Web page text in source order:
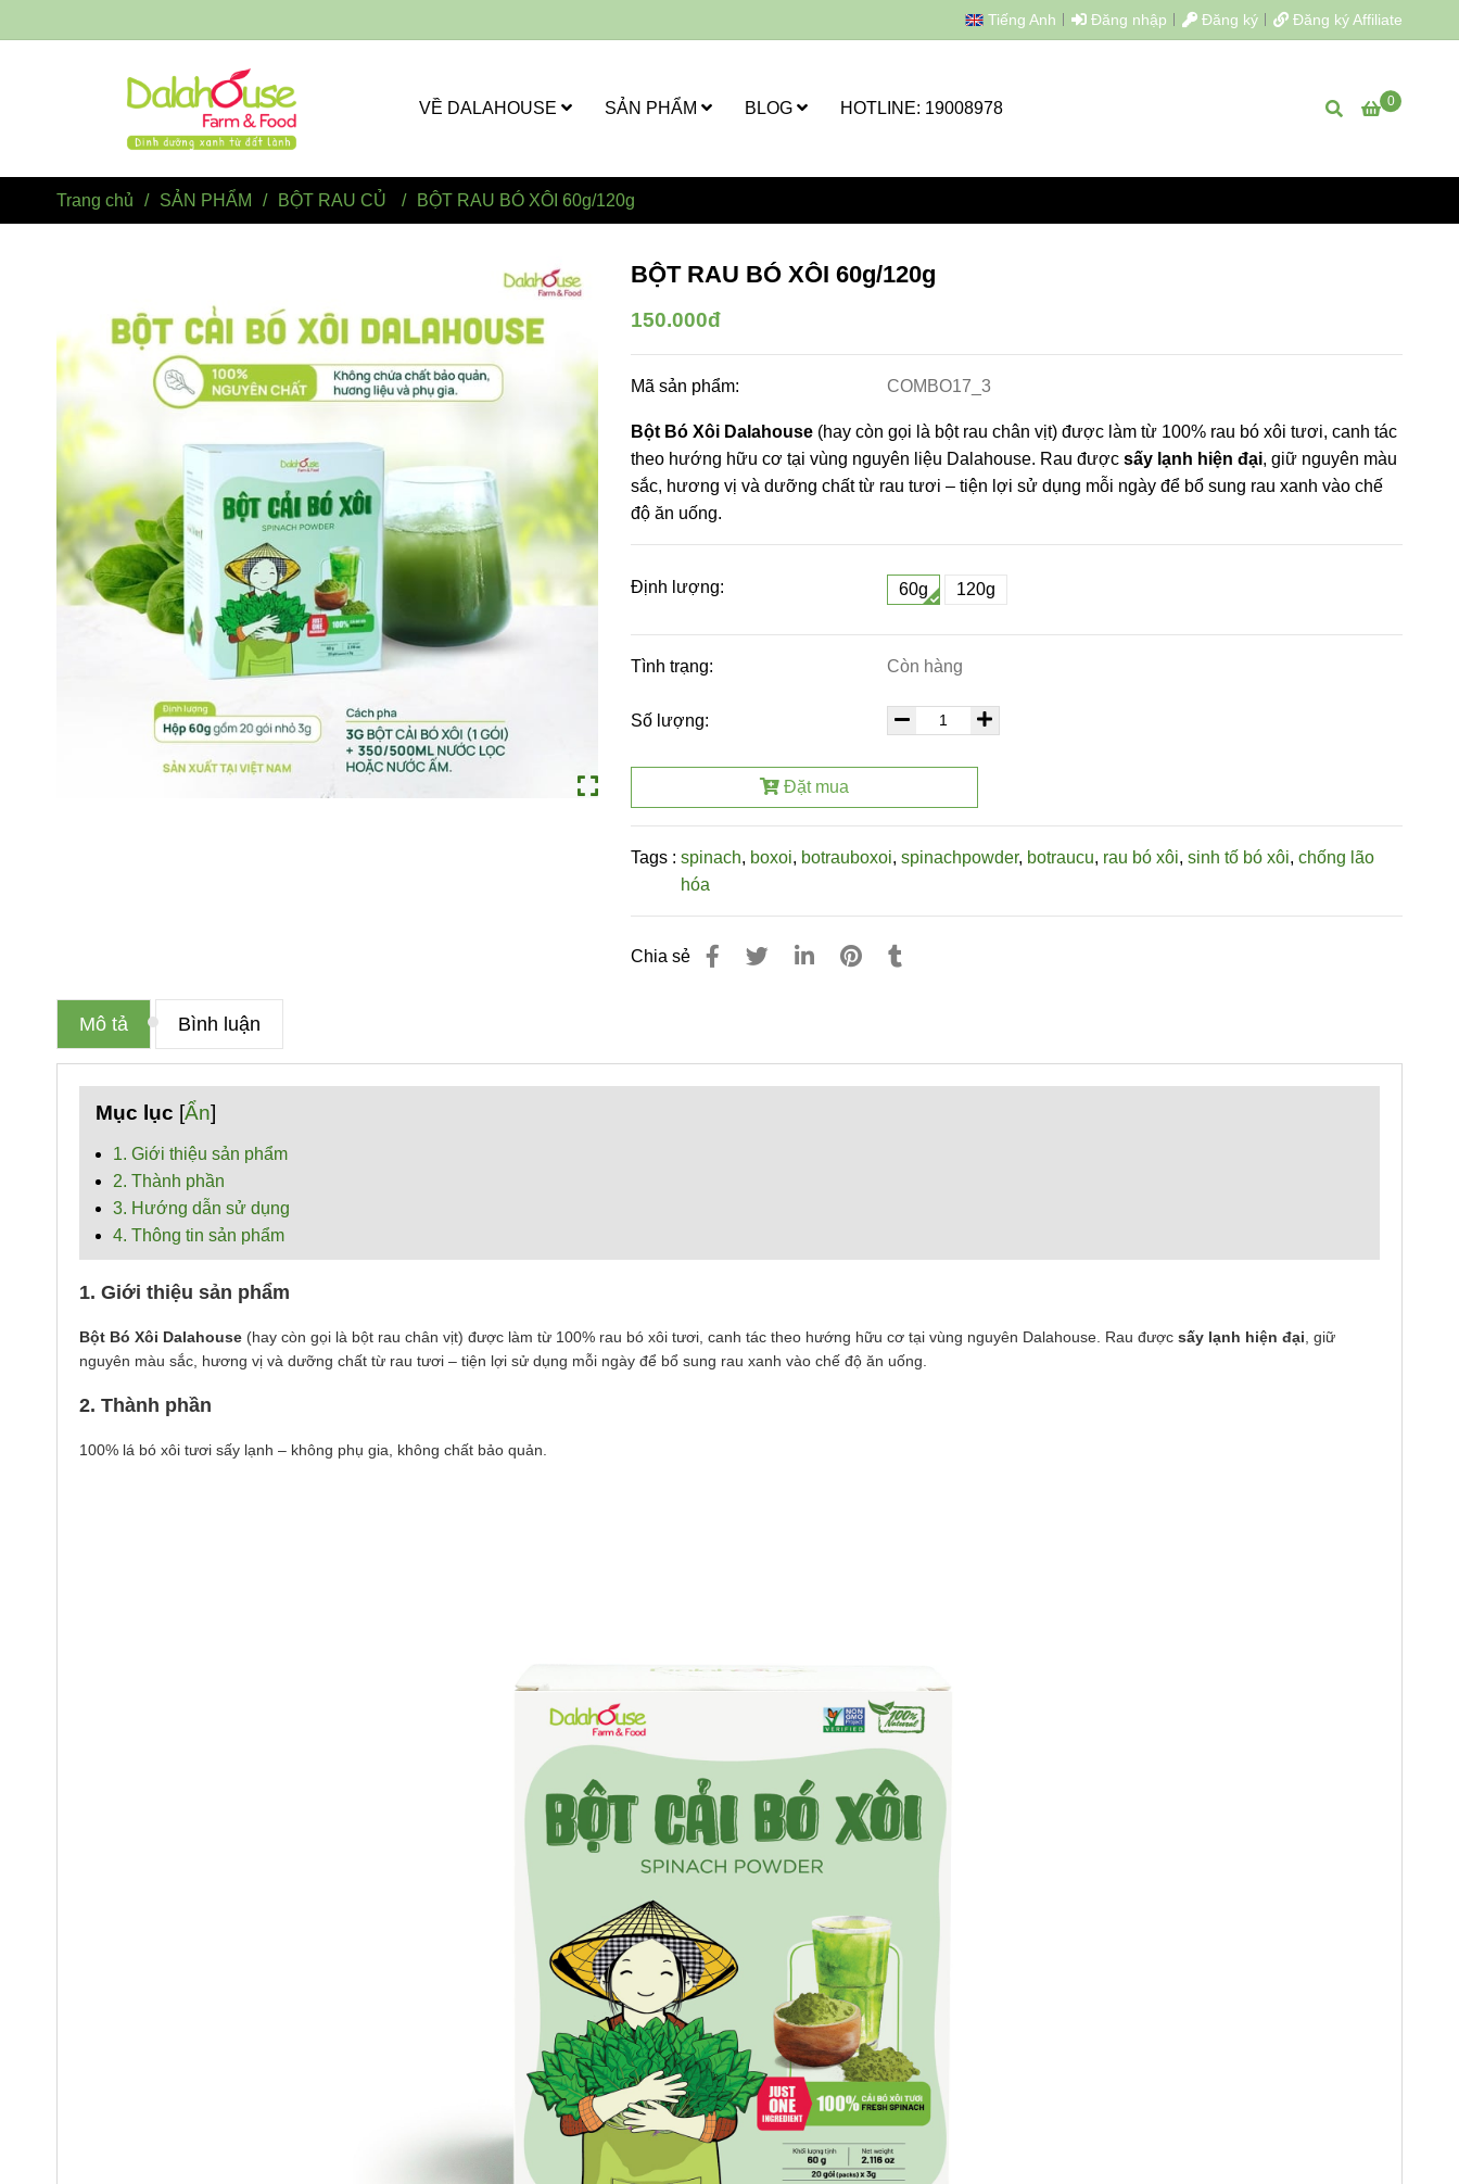
Tiếng Anh Đăng nhập Đăng ký Đăng ký Affiliate
0
VỀ DALAHOUSE SẢN PHẨM BLOG HOTLINE: 19008978
Trang chủ / SẢN PHẨM / BỘT RAU CỦ / BỘT RAU BÓ XÔI 60g/120g
BỘT RAU BÓ XÔI 60g/120g
150.000đ
Mã sản phẩm: COMBO17_3
Bột Bó Xôi Dalahouse (hay còn gọi là bột rau chân vịt) được làm từ 100% rau bó xôi tươi, canh tác
theo hướng hữu cơ tại vùng nguyên liệu Dalahouse. Rau đượcsấy lạnh hiện đại, giữ nguyên màu
sắc, hương vị và dưỡng chất từ rau tươi – tiện lợi sử dụng mỗi ngày để bổ sung rau xanh vào chế
độ ăn uống.
Định lượng: 60g 120g
Tình trạng: Còn hàng
Số lượng:
Đặt mua
Tags : spinach, boxoi, botrauboxoi,spinachpowder, botraucu, rau bó xôi,sinh tố bó xôi,chống lão
hóa
Chia sẻ
Mô tả Bình luận
Mục lục [Ẩn]
1. Giới thiệu sản phẩm
2. Thành phần
3. Hướng dẫn sử dụng
4. Thông tin sản phẩm
1. Giới thiệu sản phẩm
Bột Bó Xôi Dalahouse (hay còn gọi là bột rau chân vịt) được làm từ 100% rau bó xôi tươi, canh tác theo hướng hữu cơ tại vùng nguyên Dalahouse. Rau được sấy lạnh hiện đại , giữ
nguyên màu sắc, hương vị và dưỡng chất từ rau tươi – tiện lợi sử dụng mỗi ngày để bổ sung rau xanh vào chế độ ăn uống.
2. Thành phần
100% lá bó xôi tươi sấy lạnh – không phụ gia, không chất bảo quản.